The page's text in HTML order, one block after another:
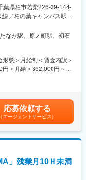
宅制度や男性も含めた育
ます。
代mRNAワクチンの製造
として、想定している業
候補での募集となりま
入プロジェクトメンバー
守
葉県柏市若柴226-39-144-
／柏の葉キャンパス駅受
2＞本社住所：福島県南相
最寄駅：常磐線／原ノ町
囲：会社の定める事業所
なか駅、原ノ町駅、初石
態＞月給制＜賃金内訳＞
円＜月給＞362,000円～
当を含めた表記です。
応募依頼する
（エージェントサービス）
」残業月10Ｈ未満